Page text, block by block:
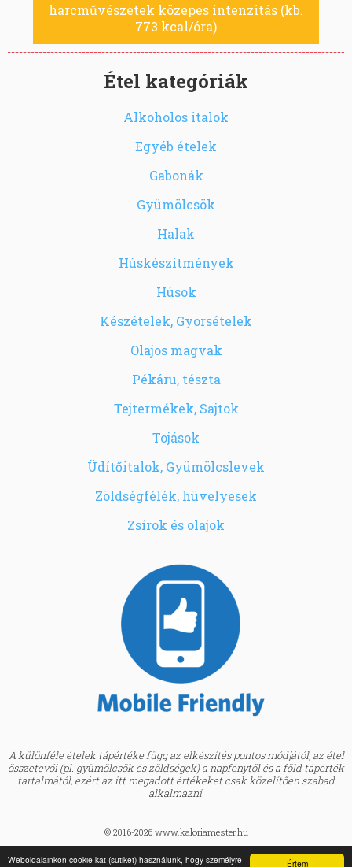
Értem
Weboldalainkon cookie-kat (sütiket) használunk, hogy személyre
harcművészetek közepes intenzitás (kb.
773 kcal/óra)
Étel kategóriák
Alkoholos italok
Egyéb ételek
Gabonák
Gyümölcsök
Halak
Húskészítmények
Húsok
Készételek, Gyorsételek
Olajos magvak
Pékáru, tészta
Tejtermékek, Sajtok
Tojások
Üdítőitalok, Gyümölcslevek
Zöldségfélék, hüvelyesek
Zsírok és olajok
A különféle ételek tápértéke függ az elkészítés pontos módjától, az étel
összetevői (pl. gyümölcsök és zöldségek) a napfénytől és a föld tápérték
tartalmától, ezért az itt megadott értékeket csak közelítően szabad
alkalmazni.
© 2016-2026 www.kaloriamester.hu